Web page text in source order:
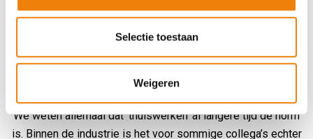
Selectie toestaan
Weigeren
kosteneffectief te blijven, ondanks de beperkingen
1. Zorg voor back-up
We weten allemaal dat ‘thuiswerken’ al langere tijd de norm
is. Binnen de industrie is het voor sommige collega’s echter